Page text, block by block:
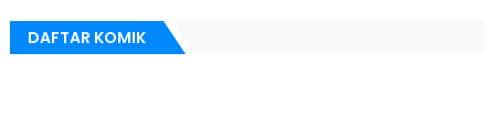
DAFTAR KOMIK